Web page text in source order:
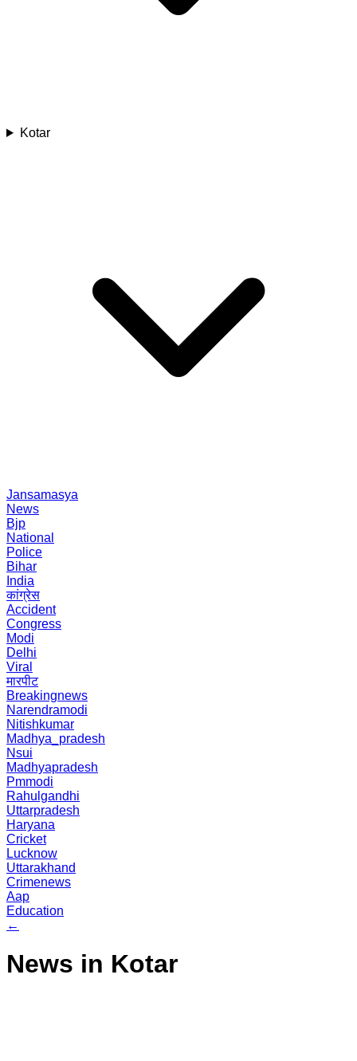
Kotar
Jansamasya
News
Bjp
National
Police
Bihar
India
कांग्रेस
Accident
Congress
Modi
Delhi
Viral
मारपीट
Breakingnews
Narendramodi
Nitishkumar
Madhya_pradesh
Nsui
Madhyapradesh
Pmmodi
Rahulgandhi
Uttarpradesh
Haryana
Cricket
Lucknow
Uttarakhand
Crimenews
Aap
Education
←
News in Kotar